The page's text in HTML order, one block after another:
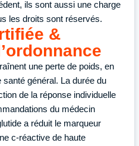
ils sont aussi une charge
les droits sont réservés.
&
une perte de poids, en
général. La durée du
de la réponse individuelle
du médecin
a réduit le marqueur
c-réactive de haute